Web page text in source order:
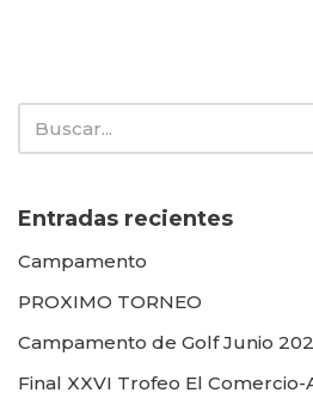
Entradas recientes
Campamento
PROXIMO TORNEO
Campamento de Golf Junio
Final XXVI Trofeo El Comercio-